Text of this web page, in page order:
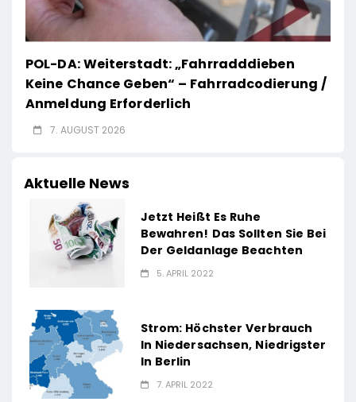
POL-DA: Weiterstadt: „Fahrradddieben
Keine Chance Geben“ – Fahrradcodierung /
Anmeldung Erforderlich
7. AUGUST 2026
Aktuelle News
Jetzt Heißt Es Ruhe
Bewahren! Das Sollten Sie Bei
Der Geldanlage Beachten
5. APRIL 2022
Strom: Höchster Verbrauch
In Niedersachsen, Niedrigster
In Berlin
7. APRIL 2022